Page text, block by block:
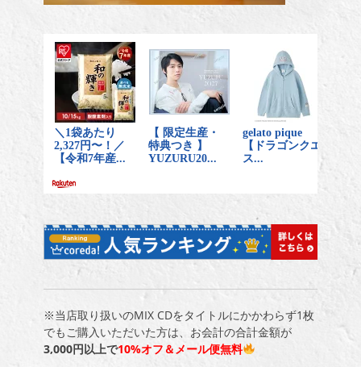
※当店取り扱いのMIX CDをタイトルにかかわらず1枚
でもご購入いただいた方は、お会計の合計金額が
3,000円以上で10%オフ＆メール便無料